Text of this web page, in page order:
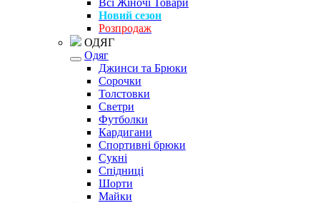
Всі Жіночі Товари
Новий сезон
Розпродаж
ОДЯГ
Одяг
Джинси та Брюки
Сорочки
Толстовки
Светри
Футболки
Кардигани
Спортивні брюки
Сукні
Спідниці
Шорти
Майки